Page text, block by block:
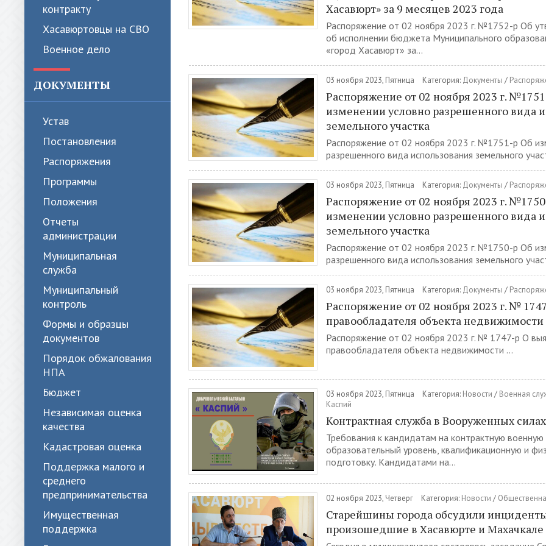
контракту
Хасавюртовцы на СВО
Военное дело
ДОКУМЕНТЫ
Устав
Постановления
Распоряжения
Программы
Положения
Отчеты
администрации
Муниципальная
служба
Муниципальный
контроль
Формы и образцы
документов
Порядок обжалования
НПА
Бюджет
Независимая оценка
качества
Кадастровая оценка
Поддержка малого и
среднего
предпринимательства
Имущественная
поддержка
Хасавюрт» за 9 месяцев 2023 года
Распоряжение от 02 ноября 2023 г. №1752-р Об
об исполнении бюджета Муниципального
«город Хасавюрт» за...
03 ноября 2023, Пятница Категория: Документы /
Распоряжение от 02 ноября 2023 г.
изменении условно разрешенного вида
земельного участка
Распоряжение от 02 ноября 2023 г. №1751-р Об
разрешенного вида использования земельного
03 ноября 2023, Пятница Категория: Документы /
Распоряжение от 02 ноября 2023 г.
изменении условно разрешенного вида
земельного участка
Распоряжение от 02 ноября 2023 г. №1750-р Об
разрешенного вида использования земельного
03 ноября 2023, Пятница Категория: Документы /
Распоряжение от 02 ноября 2023 г. №
правообладателя объекта недвижимости
Распоряжение от 02 ноября 2023 г. № 1747-р О
правообладателя объекта недвижимости ...
03 ноября 2023, Пятница Категория: Новости / Военная
Каспий
Контрактная служба в Вооруженных
Требования к кандидатам на контрактную
образовательный уровень, квалификационную и
подготовку. Кандидатами на...
02 ноября 2023, Четверг Категория: Новости /
Старейшины города обсудили
произошедшие в Хасавюрте и Махачкале